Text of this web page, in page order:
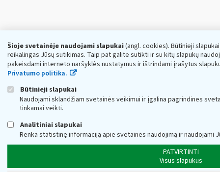
Šioje svetainėje naudojami slapukai(angl. cookies). Būtinieji
reikalingas Jūsų sutikimas. Taip pat galite sutikti ir su kitų slapukų
pakeisdami interneto naršyklės nustatymus ir ištrindami įrašytus
Privatumo politika.
Būtinieji slapukai
Naudojami sklandžiam svetainės veikimui ir įgalina pagrindines
tinkamai veikti.
Analitiniai slapukai
Renka statistinę informaciją apie svetainės naudojimą ir naudojami
PATVIRTINTI
Visus slapukus